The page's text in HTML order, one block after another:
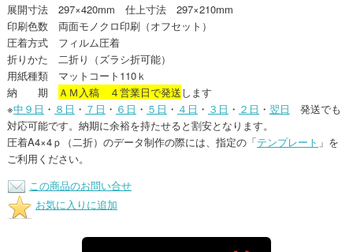
展開寸法 297×420mm 仕上寸法 297×210mm
印刷色数 両面モノクロ印刷（オフセット）
圧着方式 フィルム圧着
折りかた 二折り（ズラシ折可能）
用紙種類 マットコート110ｋ
納 期
ＡＭ入稿 ４営業日で発送します
※中９日 ・ ８日 ・ ７日 ・ ６日 ・ ５日 ・ ４日 ・ ３日 ・ ２日 ・ 翌日
発送でも
対応可能です。納期に余裕を持たせると割安となります。
圧着A4×4ｐ（二折）のデータ制作の際には、指定の「テンプレート 」を
ご利用ください。
この商品のお問い合せ
お気に入りに追加